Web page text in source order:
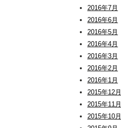
2016年7月
2016年6月
2016年5月
2016年4月
2016年3月
2016年2月
2016年1月
2015年12月
2015年11月
2015年10月